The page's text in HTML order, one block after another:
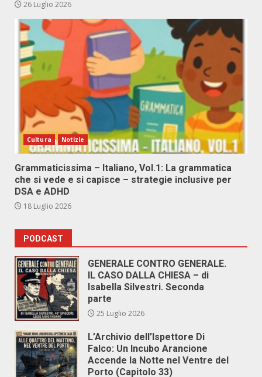
26 Luglio 2026
Cultura Notizie
Grammaticissima – Italiano, Vol.1: La grammatica
che si vede e si capisce – strategie inclusive per
DSA e ADHD
18 Luglio 2026
PODCAST
GENERALE CONTRO GENERALE.
IL CASO DALLA CHIESA – di
Isabella Silvestri. Seconda
parte
25 Luglio 2026
L’Archivio dell’Ispettore Di
Falco: Un Incubo Arancione
Accende la Notte nel Ventre del
Porto (Capitolo 33)